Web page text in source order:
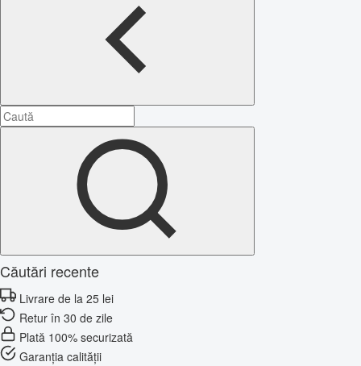
Căutări recente
Livrare de la 25 lei
Retur în 30 de zile
Plată 100% securizată
Garanția calității